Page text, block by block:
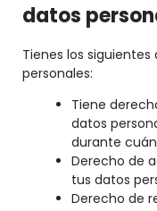
datos
Tienes los
personales:
Tiene
datos
durante
Derecho de
tus datos
Derecho de